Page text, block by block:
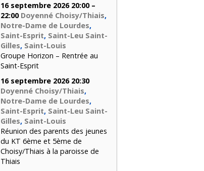
16 septembre 2026 20:00 –
22:00 Doyenné Choisy/Thiais,
Notre-Dame de Lourdes,
Saint-Esprit, Saint-Leu Saint-
Gilles, Saint-Louis
Groupe Horizon – Rentrée au
Saint-Esprit
16 septembre 2026 20:30
Doyenné Choisy/Thiais,
Notre-Dame de Lourdes,
Saint-Esprit, Saint-Leu Saint-
Gilles, Saint-Louis
Réunion des parents des jeunes
du KT 6ème et 5ème de
Choisy/Thiais à la paroisse de
Thiais